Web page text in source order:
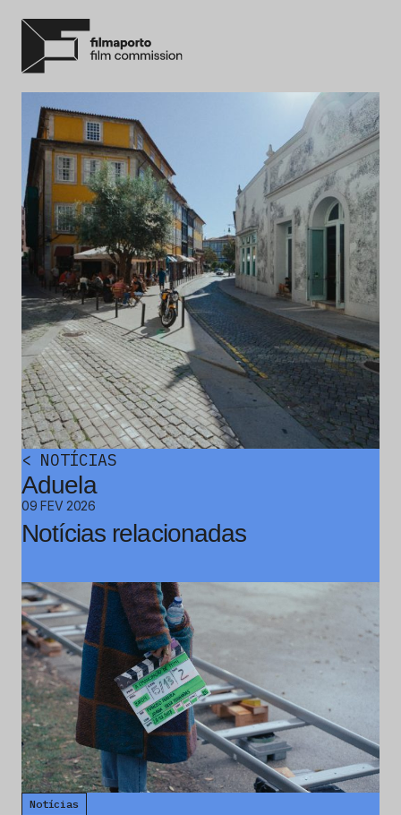
< NOTÍCIAS
Aduela
09 FEV 2026
Notícias relacionadas
Notícias